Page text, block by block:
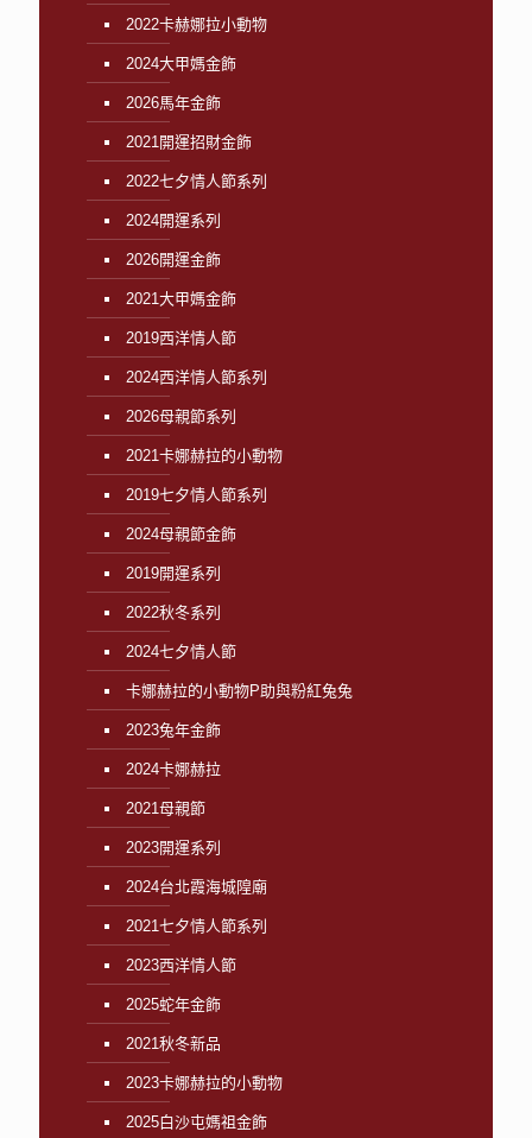
2022卡赫娜拉小動物
2024大甲媽金飾
2026馬年金飾
2021開運招財金飾
2022七夕情人節系列
2024開運系列
2026開運金飾
2021大甲媽金飾
2019西洋情人節
2024西洋情人節系列
2026母親節系列
2021卡娜赫拉的小動物
2019七夕情人節系列
2024母親節金飾
2019開運系列
2022秋冬系列
2024七夕情人節
卡娜赫拉的小動物P助與粉紅兔兔
2023兔年金飾
2024卡娜赫拉
2021母親節
2023開運系列
2024台北霞海城隍廟
2021七夕情人節系列
2023西洋情人節
2025蛇年金飾
2021秋冬新品
2023卡娜赫拉的小動物
2025白沙屯媽祖金飾